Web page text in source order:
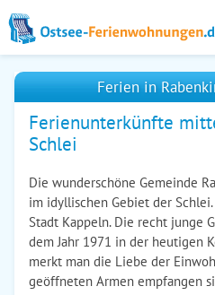
Ferien in
Ferienunterkünfte
Schlei
Die wunderschöne Gemeinde
im idyllischen Gebiet der
Stadt Kappeln. Die recht junge
dem Jahr 1971 in der heutigen
merkt man die Liebe der
geöffneten Armen empfangen